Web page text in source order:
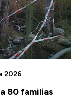
80 familias
2026